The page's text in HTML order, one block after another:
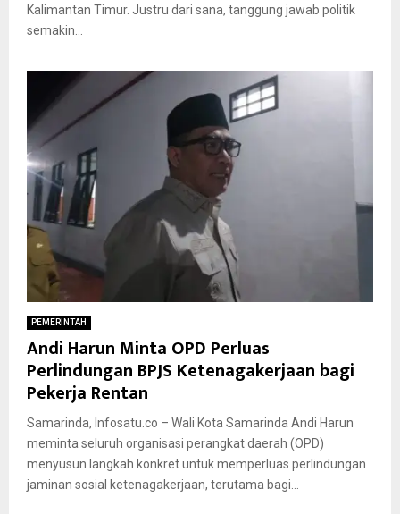
Kalimantan Timur. Justru dari sana, tanggung jawab politik
semakin...
PEMERINTAH
Andi Harun Minta OPD Perluas
Perlindungan BPJS Ketenagakerjaan bagi
Pekerja Rentan
Samarinda, Infosatu.co – Wali Kota Samarinda Andi Harun
meminta seluruh organisasi perangkat daerah (OPD)
menyusun langkah konkret untuk memperluas perlindungan
jaminan sosial ketenagakerjaan, terutama bagi...